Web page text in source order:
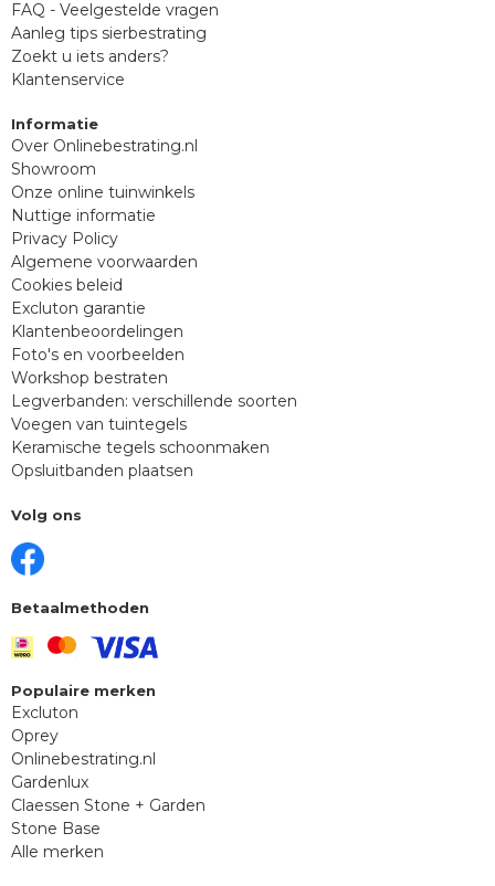
FAQ - Veelgestelde vragen
Aanleg tips sierbestrating
Zoekt u iets anders?
Klantenservice
Informatie
Over Onlinebestrating.nl
Showroom
Onze online tuinwinkels
Nuttige informatie
Privacy Policy
Algemene voorwaarden
Cookies beleid
Excluton garantie
Klantenbeoordelingen
Foto's en voorbeelden
Workshop bestraten
Legverbanden: verschillende soorten
Voegen van tuintegels
Keramische tegels schoonmaken
Opsluitbanden plaatsen
Volg ons
Betaalmethoden
Populaire merken
Excluton
Oprey
Onlinebestrating.nl
Gardenlux
Claessen Stone + Garden
Stone Base
Alle merken